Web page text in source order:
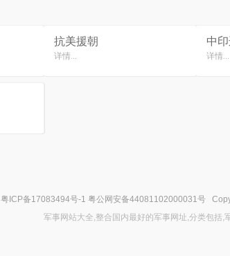
抗美援朝
详情...
中
详情...
粤ICP备17083494号-1 粤公网安备44081102000031号
军事网站大全,整合国内最好的军事网址,分类包括,